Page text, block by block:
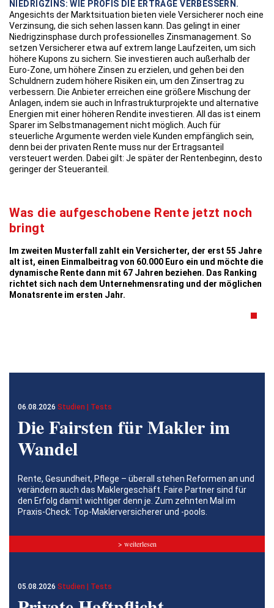
NIEDRIGZINS: WIE PROFIS DIE ERTRÄGE VERBESSERN.
Angesichts der Marktsituation bieten viele Versicherer noch eine
Verzinsung, die sich sehen lassen kann. Das gelingt in einer
Niedrigzinsphase durch professionelles Zinsmanagement. So
setzen Versicherer etwa auf extrem lange Laufzeiten, um sich
höhere Kupons zu sichern. Sie investieren auch außerhalb der
Euro-Zone, um höhere Zinsen zu erzielen, und gehen bei den
Schuldnern zudem höhere Risiken ein, um den Zinsertrag zu
verbessern. Die Anbieter erreichen eine größere Mischung der
Anlagen, indem sie auch in Infrastrukturprojekte und alternative
Energien mit einer höheren Rendite investieren. All das ist einem
Sparer im Selbstmanagement nicht möglich. Auch für
steuerliche Argumente werden viele Kunden empfänglich sein,
denn bei der privaten Rente muss nur der Ertragsanteil
versteuert werden. Dabei gilt: Je später der Rentenbeginn, desto
geringer der Steueranteil.
Was die aufgeschobene Rente jetzt noch
bringt
Im zweiten Musterfall zahlt ein Versicherter, der erst 55 Jahre
alt ist, einen Einmalbeitrag von 60.000 Euro ein und möchte die
dynamische Rente dann mit 67 Jahren beziehen. Das Ranking
richtet sich nach dem Unternehmens­rating und der möglichen
Monatsrente im ersten Jahr.
06.08.2026 Studien | Tests
Die Fairsten für Makler im
Wandel
Rente, Gesundheit, Pflege – überall stehen Reformen an und
verändern auch das Maklergeschäft. Faire Partner sind für
den Erfolg damit wichtiger denn je. Zum zehnten Mal im
Praxis-Check: Top-Maklerversicherer und -pools.
> weiterlesen
05.08.2026 Studien | Tests